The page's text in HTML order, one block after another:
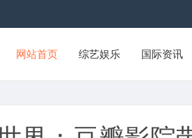
网站首页 综艺娱乐 国际资讯